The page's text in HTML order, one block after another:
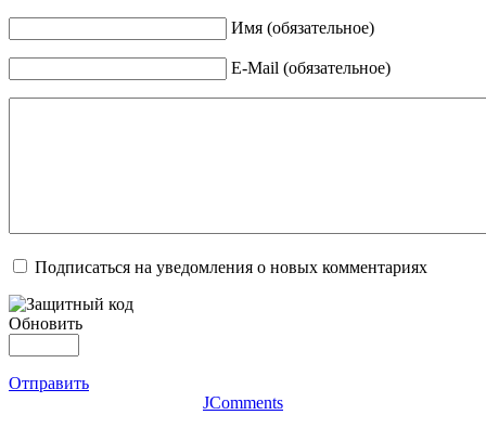
Имя (обязательное)
E-Mail (обязательное)
Подписаться на уведомления о новых комментариях
Обновить
Отправить
JComments